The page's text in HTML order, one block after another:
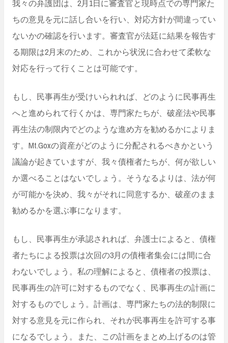
我々の弁護団は、2月1日に審査官と現時点での専門家た
ちの意見を元に話し合いを行い、対応方針が間違ってい
ないかの確認を行います。審査官が法廷に結果を報告す
る期限は2月末のため、これから状況に合わせて柔軟な
対応を行って行くことは可能です。
もし、民事再生が受けいられれば、どのように民事再生
へと進められて行くかは、専門家たちが、破産法や民事
再生法の制限内でどのような進め方を勧めるかによりま
す。Mt.Goxの資産がどのように分配されるべきかという
議論が起きていますが、我々債権者たちが、何が欲しい
か選べることはないでしょう。そうなるよりは、法が何
が可能かを決め、我々がそれに同意するか、破産のまま
勧めるかを選ぶ事になります。
もし、民事再生が承認されれば、弁護士によると、債権
者たちによる投票は次回の3月の債権者集会には間に合
わないでしょう。私の理解によると、債権者の投票は、
民事再生の許可に対するものでなく、民事再生の計画に
対するものでしょう。計画は、専門家たちの法的制限に
対する意見を元に作られ、それが民事再生を許可する事
になるでしょう。また、この計画をまとめ上げるのは管